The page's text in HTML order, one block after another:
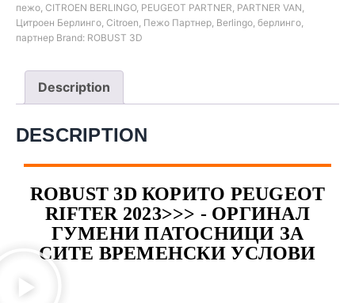
пежо, CITROEN BERLINGO, PEUGEOT PARTNER, PARTNER VAN,
Цитроен Берлинго, Citroen, Пежо Партнер, Berlingo, берлинго,
партнер Brand: ROBUST 3D
Description
DESCRIPTION
ROBUST 3D КОРИТО PEUGEOT
RIFTER 2023>>> - ОРГИНАЛ
ГУМЕНИ ПАТОСНИЦИ ЗА
СИТЕ ВРЕМЕНСКИ УСЛОВИ